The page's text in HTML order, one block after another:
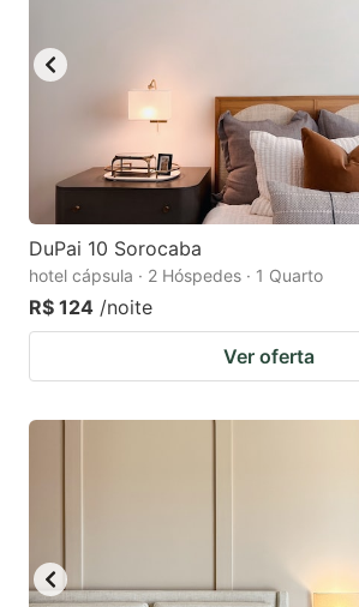
DuPai 10 Sorocaba
hotel cápsula · 2 Hóspedes · 1 Quarto
R$ 124 /noite
Ver oferta